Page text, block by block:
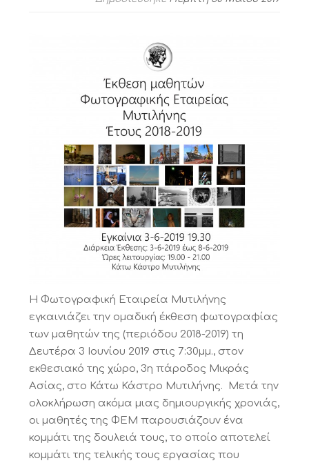
Η Φωτογραφική Εταιρεία Μυτιλήνης
εγκαινιάζει την ομαδική έκθεση φωτογραφίας
των μαθητών της (περιόδου 2018-2019) τη
Δευτέρα 3 Ιουνίου 2019 στις 7:30μμ., στον
εκθεσιακό της χώρο, 3η πάροδος Μικράς
Ασίας, στο Κάτω Κάστρο Μυτιλήνης. Μετά την
ολοκλήρωση ακόμα μιας δημιουργικής χρονιάς,
οι μαθητές της ΦΕΜ παρουσιάζουν ένα
κομμάτι της δουλειά τους, το οποίο αποτελεί
κομμάτι της τελικής τους εργασίας που